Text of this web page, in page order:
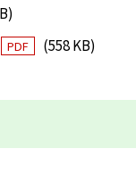
PDF
(558 KB)